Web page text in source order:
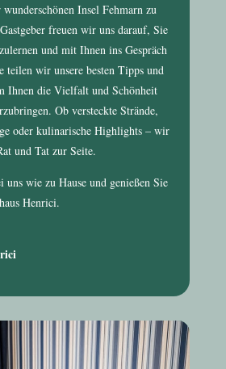
Insel Fehmarn zu
freuen wir uns darauf, Sie
und mit Ihnen ins Gespräch
teilen wir unsere besten Tipps und
Ihnen die Vielfalt und Schönheit
Ob versteckte Strände,
oder kulinarische Highlights – wir
und Tat zur Seite.
uns wie zu Hause und genießen Sie
Henrici.